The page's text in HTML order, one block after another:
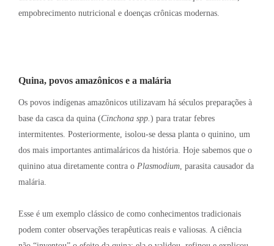
empobrecimento nutricional e doenças crônicas modernas.
Quina, povos amazônicos e a malária
Os povos indígenas amazônicos utilizavam há séculos preparações à
base da casca da quina (Cinchona spp.) para tratar febres
intermitentes. Posteriormente, isolou-se dessa planta o quinino, um
dos mais importantes antimaláricos da história. Hoje sabemos que o
quinino atua diretamente contra o Plasmodium, parasita causador da
malária.
Esse é um exemplo clássico de como conhecimentos tradicionais
podem conter observações terapêuticas reais e valiosas. A ciência